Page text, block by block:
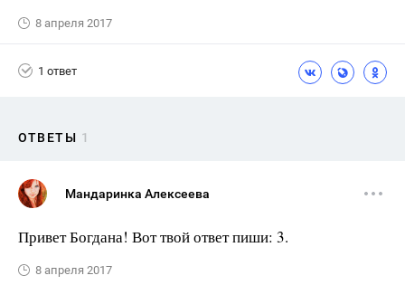
8 апреля 2017
1 ответ
ОТВЕТЫ 1
Мандаринка Алексеева
Привет Богдана! Вот твой ответ пиши: 3.
8 апреля 2017